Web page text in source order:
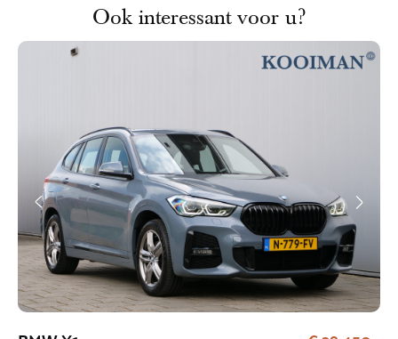
Ook interessant voor u?